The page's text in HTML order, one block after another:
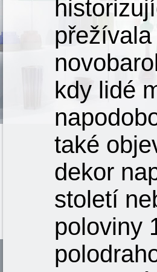
kdy lidé
také
dekor
století
poloviny